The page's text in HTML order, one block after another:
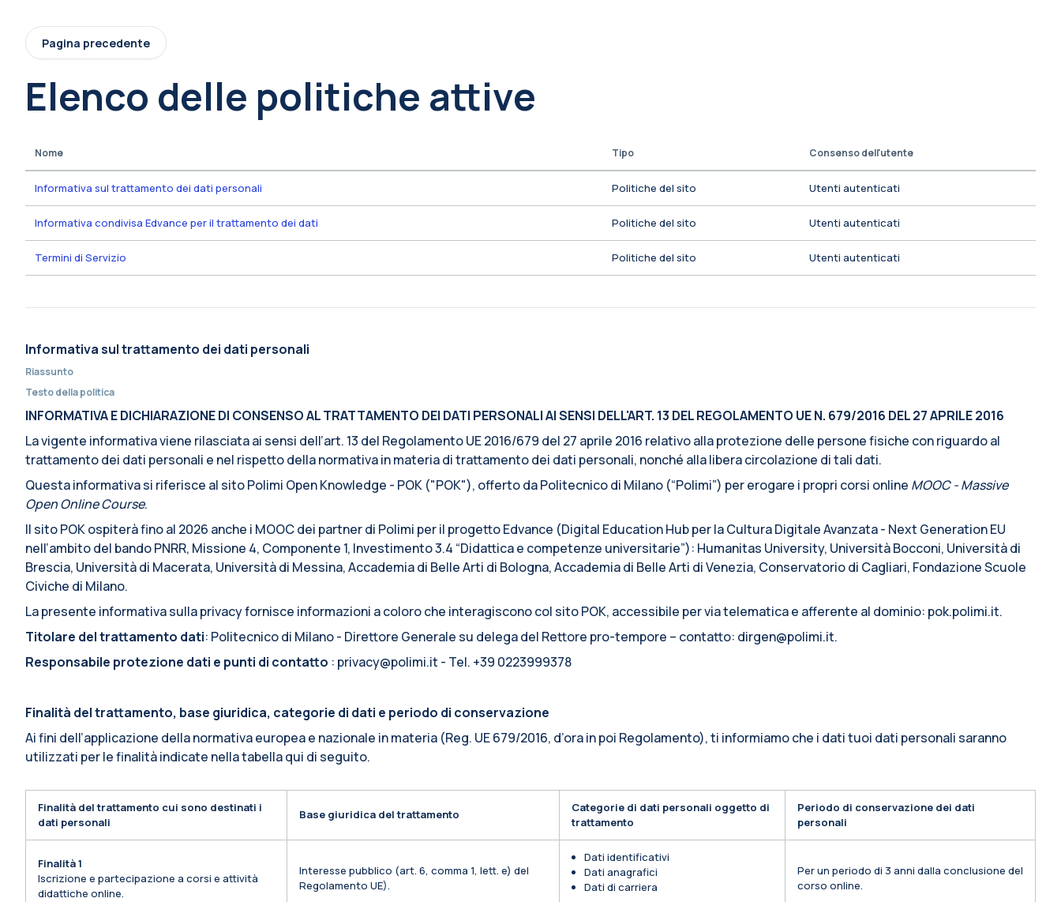
Pagina precedente
Elenco delle politiche attive
Nome Tipo Consenso dell'utente
Informativa sul trattamento dei dati personali Politiche del sito Utenti autenticati
Informativa condivisa Edvance per il trattamento dei dati Politiche del sito Utenti autenticati
Termini di Servizio Politiche del sito Utenti autenticati
Informativa sul trattamento dei dati personali
Riassunto
Testo della politica
INFORMATIVA E DICHIARAZIONE DI CONSENSO AL TRATTAMENTO DEI DATI PERSONALI AI SENSI DELL'ART. 13 DEL REGOLAMENTO UE N. 679/2016 DEL 27 APRILE 2016
La vigente informativa viene rilasciata ai sensi dell’art. 13 del Regolamento UE 2016/679 del 27 aprile 2016 relativo alla protezione delle persone fisiche con riguardo al
trattamento dei dati personali e nel rispetto della normativa in materia di trattamento dei dati personali, nonché alla libera circolazione di tali dati.
Questa informativa si riferisce al sito Polimi Open Knowledge - POK ("POK"), offerto da Politecnico di Milano (“Polimi”) per erogare i propri corsi online MOOC - Massive
Open Online Course.
Il sito POK ospiterà fino al 2026 anche i MOOC dei partner di Polimi per il progetto Edvance (Digital Education Hub per la Cultura Digitale Avanzata - Next Generation EU
nell’ambito del bando PNRR, Missione 4, Componente 1, Investimento 3.4 “Didattica e competenze universitarie”): Humanitas University, Università Bocconi, Università di
Brescia, Università di Macerata, Università di Messina, Accademia di Belle Arti di Bologna, Accademia di Belle Arti di Venezia, Conservatorio di Cagliari, Fondazione Scuole
Civiche di Milano.
La presente informativa sulla privacy fornisce informazioni a coloro che interagiscono col sito POK, accessibile per via telematica e afferente al dominio: pok.polimi.it.
Titolare del trattamento dati: Politecnico di Milano - Direttore Generale su delega del Rettore pro-tempore – contatto: dirgen@polimi.it.
Responsabile protezione dati e punti di contatto : privacy@polimi.it - Tel. +39 0223999378
Finalità del trattamento, base giuridica, categorie di dati e periodo di conservazione
Ai fini dell’applicazione della normativa europea e nazionale in materia (Reg. UE 679/2016, d’ora in poi Regolamento), ti informiamo che i dati tuoi dati personali saranno
utilizzati per le finalità indicate nella tabella qui di seguito.
Finalità del trattamento cui sono destinati i
dati personali
Base giuridica del trattamento
Categorie di dati personali oggetto di
trattamento
Periodo di conservazione dei dati
personali
Finalità 1
Iscrizione e partecipazione a corsi e attività
didattiche online.
Interesse pubblico (art. 6, comma 1, lett. e) del
Regolamento UE).
Dati identificativi
Dati anagrafici
Dati di carriera
Per un periodo di 3 anni dalla conclusione del
corso online.